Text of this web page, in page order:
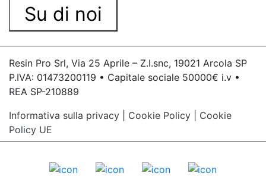
Su di noi
Resin Pro Srl, Via 25 Aprile – Z.I.snc, 19021 Arcola SP
P.IVA: 01473200119 • Capitale sociale 50000€ i.v •
REA SP-210889
Informativa sulla privacy
Cookie Policy
Cookie
Policy UE